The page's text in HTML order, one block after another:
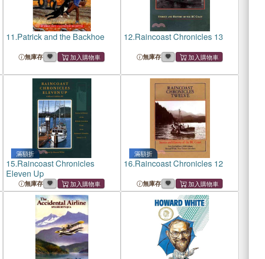
11.Patrick and the Backhoe
無庫存
12.Raincoast Chronicles 13
無庫存
滿額折
15.Raincoast Chronicles
Eleven Up
無庫存
滿額折
16.Raincoast Chronicles 12
無庫存